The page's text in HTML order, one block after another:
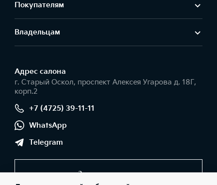
Покупателям
Владельцам
Адрес салонa
г. Старый Оскол, проспект Алексея Угарова д. 18Г,
корп.2
+7 (4725) 39-11-11
WhatsApp
Telegram
Заказать звонок